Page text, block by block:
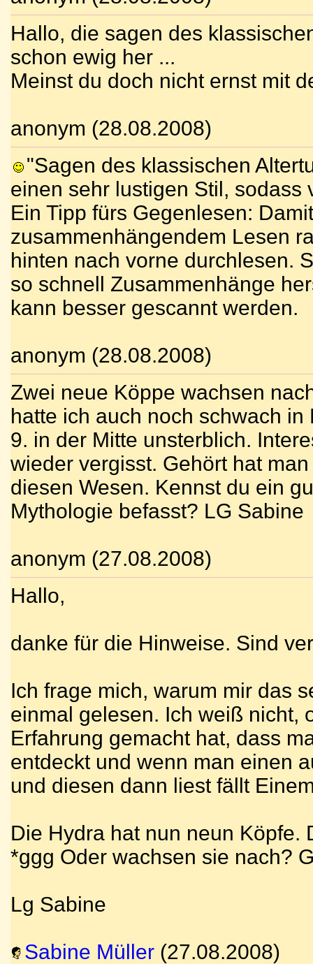
Hallo, die sagen des
schon ewig her ...
Meinst du doch nicht ernst mit
anonym (28.08.2008)
"Sagen des klassischen
einen sehr lustigen Stil, sodass
Ein Tipp fürs Gegenlesen:
zusammenhängendem Lesen
hinten nach vorne durchlesen.
so schnell Zusammenhänge
kann besser gescannt werden.
anonym (28.08.2008)
Zwei neue Köppe wachsen
hatte ich auch noch schwach
9. in der Mitte unsterblich.
wieder vergisst. Gehört hat
diesen Wesen. Kennst du ein
Mythologie befasst? LG Sabine
anonym (27.08.2008)
Hallo,
danke für die Hinweise. Sind
Ich frage mich, warum mir das
einmal gelesen. Ich weiß nicht,
Erfahrung gemacht hat, dass
entdeckt und wenn man einen
und diesen dann liest fällt
Die Hydra hat nun neun
*ggg Oder wachsen sie nach?
Lg Sabine
Sabine Müller (27.08.2008)